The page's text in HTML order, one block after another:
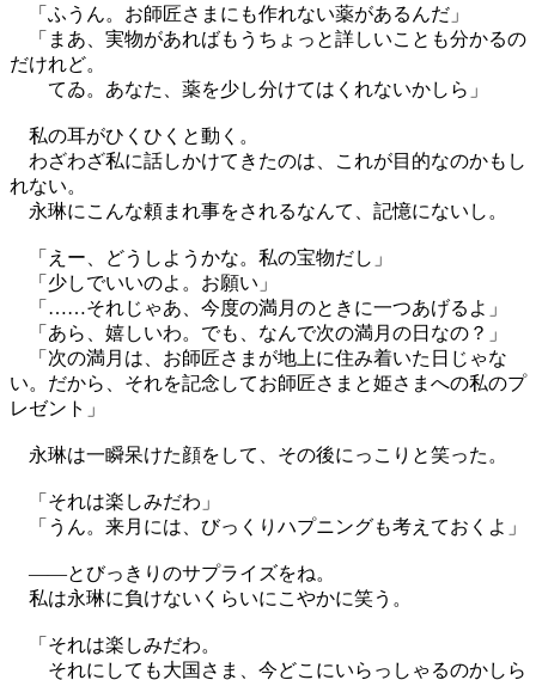
「ふうん。お師匠さまにも作れない薬があるんだ」
「まあ、実物があればもうちょっと詳しいことも分かるの
だけれど。
てゐ。あなた、薬を少し分けてはくれないかしら」
私の耳がひくひくと動く。
わざわざ私に話しかけてきたのは、これが目的なのかもし
れない。
永琳にこんな頼まれ事をされるなんて、記憶にないし。
「えー、どうしようかな。私の宝物だし」
「少しでいいのよ。お願い」
「……それじゃあ、今度の満月のときに一つあげるよ」
「あら、嬉しいわ。でも、なんで次の満月の日なの？」
「次の満月は、お師匠さまが地上に住み着いた日じゃな
い。だから、それを記念してお師匠さまと姫さまへの私のプ
レゼント」
永琳は一瞬呆けた顔をして、その後にっこりと笑った。
「それは楽しみだわ」
「うん。来月には、びっくりハプニングも考えておくよ」
――とびっきりのサプライズをね。
私は永琳に負けないくらいにこやかに笑う。
「それは楽しみだわ。
それにしても大国さま、今どこにいらっしゃるのかしら